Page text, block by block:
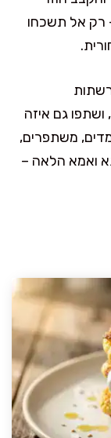
רק אל תשכחו
גם איזה
משתפרים,
ואמא הלאה –